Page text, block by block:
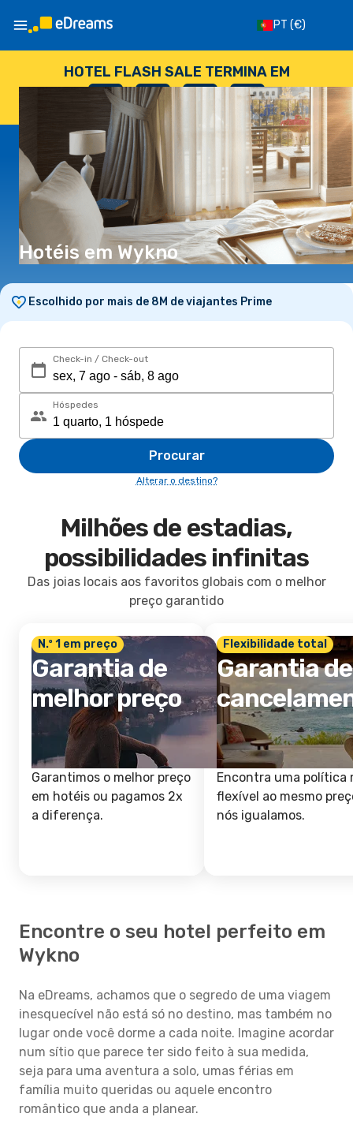
PT (€)
HOTEL FLASH SALE TERMINA EM
--
DIAS
: --
HORAS
: --
SEGUNDOS
Hotéis em Wykno
Escolhido por mais de 8M de viajantes Prime
Check-in / Check-out
Hóspedes
Procurar
Alterar o destino?
Milhões de estadias,
possibilidades infinitas
Das joias locais aos favoritos globais com o melhor
preço garantido
N.º 1 em preço
Garantia de
melhor preço
Garantimos o melhor preço
em hotéis ou pagamos 2x
a diferença.
Flexibilidade total
Garantia de
Encontra uma política
flexível ao mesmo
nós igualamos.
Encontre o seu hotel perfeito em
Wykno
Na eDreams, achamos que o segredo de uma viagem
inesquecível não está só no destino, mas também no
lugar onde você dorme a cada noite. Imagine acordar
num sítio que parece ter sido feito à sua medida,
seja para uma aventura a solo, umas férias em
família muito queridas ou aquele encontro
romântico que anda a planear.